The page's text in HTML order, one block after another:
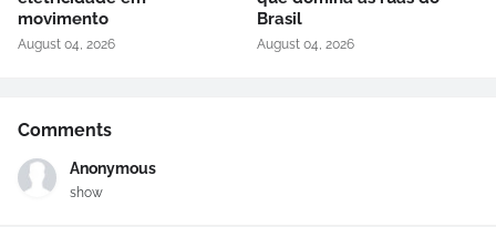
movimento
August 04, 2026
Brasil
August 04, 2026
Comments
Anonymous
show